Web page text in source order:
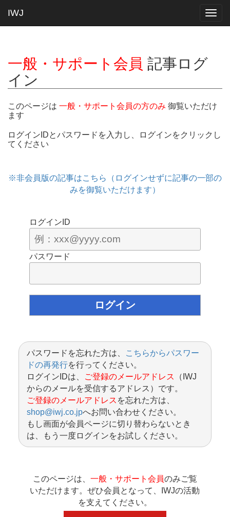
IWJ
一般・サポート会員 記事ログ
イン
このページは 一般・サポート会員の方のみ 御覧いただけ
ます
ログインIDとパスワードを入力し、ログインをクリックし
てください
※非会員版の記事はこちら（ログインせずに記事の一部の
みを御覧いただけます）
ログインID
パスワード
パスワードを忘れた方は、
こちらからパスワー
ドの再発行を行ってください。
ログインIDは、
ご登録のメールアドレス
（IWJ
からのメールを受信するアドレス）です。
ご登録のメールアドレス を忘れた方は、
shop@iwj.co.jpへお問い合わせください。
もし画面が会員ページに切り替わらないとき
は、もう一度ログインをお試しください。
このページは、 一般・サポート会員のみご覧
いただけます。ぜひ会員となって、IWJの活動
を支えてください。